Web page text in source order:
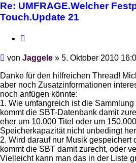
Re: UMFRAGE.Welcher
Touch.Update 21
Beitrag
von Jaggele » 5. Oktober 2010
Danke für den hilfreichen Thread!
aber noch Zusatzinformationen
noch anfügen könnte:
1. Wie umfangreich ist die
kommt die SBT-Datenbank damit
eher um 10.000 Titel oder um
Speicherkapazität nicht unbedingt
2. Wird darauf nur Musik gespeichert
kommt die SBT damit zurecht, oder
Vielleicht kann man das in der Liste